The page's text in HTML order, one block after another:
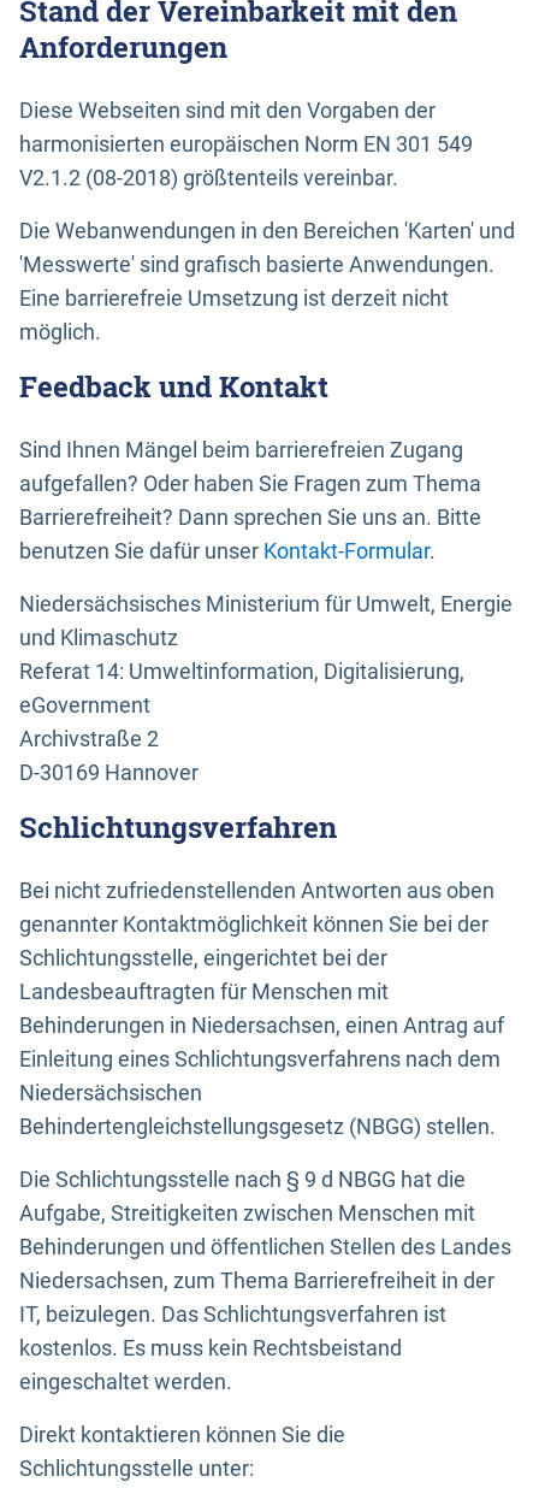
Stand der Vereinbarkeit mit den
Anforderungen
Diese Webseiten sind mit den Vorgaben der
harmonisierten europäischen Norm EN 301 549
V2.1.2 (08-2018) größtenteils vereinbar.
Die Webanwendungen in den Bereichen 'Karten' und
'Messwerte' sind grafisch basierte Anwendungen.
Eine barrierefreie Umsetzung ist derzeit nicht
möglich.
Feedback und Kontakt
Sind Ihnen Mängel beim barrierefreien Zugang
aufgefallen? Oder haben Sie Fragen zum Thema
Barrierefreiheit? Dann sprechen Sie uns an. Bitte
benutzen Sie dafür unser Kontakt-Formular.
Niedersächsisches Ministerium für Umwelt, Energie
und Klimaschutz
Referat 14: Umweltinformation, Digitalisierung,
eGovernment
Archivstraße 2
D-30169 Hannover
Schlichtungsverfahren
Bei nicht zufriedenstellenden Antworten aus oben
genannter Kontaktmöglichkeit können Sie bei der
Schlichtungsstelle, eingerichtet bei der
Landesbeauftragten für Menschen mit
Behinderungen in Niedersachsen, einen Antrag auf
Einleitung eines Schlichtungsverfahrens nach dem
Niedersächsischen
Behindertengleichstellungsgesetz (NBGG) stellen.
Die Schlichtungsstelle nach § 9 d NBGG hat die
Aufgabe, Streitigkeiten zwischen Menschen mit
Behinderungen und öffentlichen Stellen des Landes
Niedersachsen, zum Thema Barrierefreiheit in der
IT, beizulegen. Das Schlichtungsverfahren ist
kostenlos. Es muss kein Rechtsbeistand
eingeschaltet werden.
Direkt kontaktieren können Sie die
Schlichtungsstelle unter: